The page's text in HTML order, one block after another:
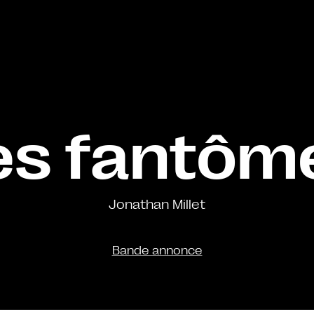
Jonathan Millet
Bande annonce